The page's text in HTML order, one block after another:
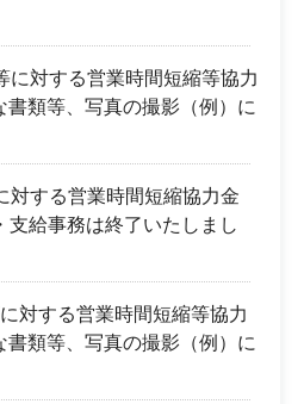
に対する営業時間短縮等協力
書類等、写真の撮影（例）に
対する営業時間短縮協力金
支給事務は終了いたしまし
対する営業時間短縮等協力
書類等、写真の撮影（例）に